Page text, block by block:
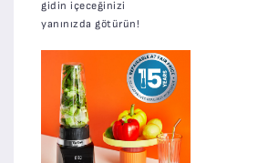
gidin içeceğinizi
yanınızda götürün!